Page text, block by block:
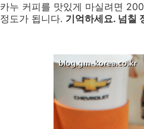
카누 커피를 맛있게 마실려면
정도가 됩니다. 기억하세요. 넘칠